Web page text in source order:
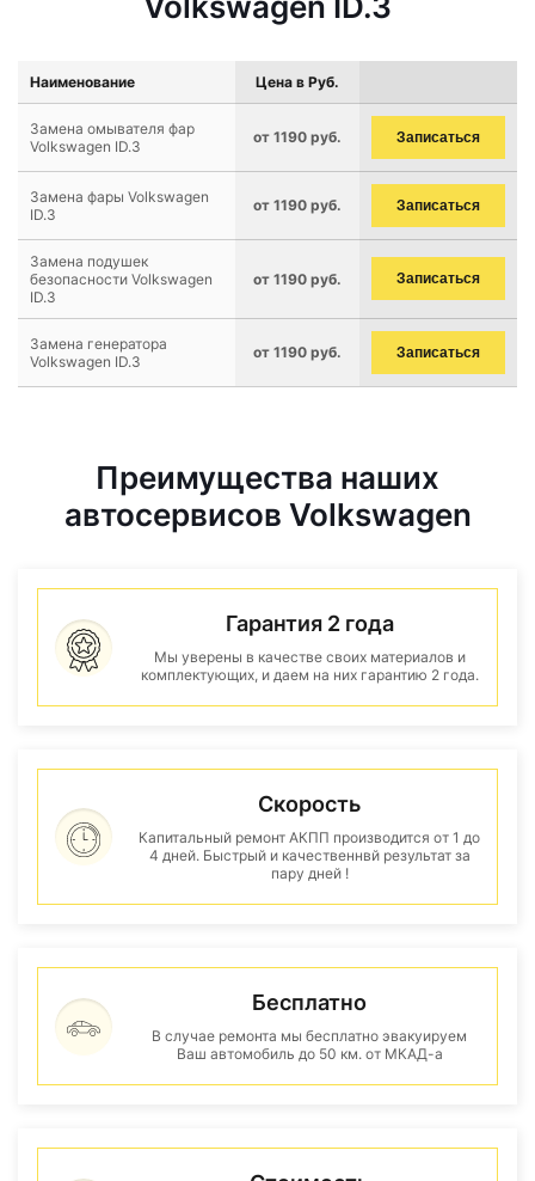
Наименование Цена в Руб.
Замена омывателя фар
Volkswagen ID.3
от 1190 руб. Записаться
Замена фары Volkswagen
ID.3
от 1190 руб. Записаться
Замена подушек
безопасности Volkswagen
ID.3
от 1190 руб. Записаться
Замена генератора
Volkswagen ID.3
от 1190 руб. Записаться
Преимущества наших
автосервисов Volkswagen
Гарантия 2 года
Мы уверены в качестве своих материалов и
комплектующих, и даем на них гарантию 2 года.
Скорость
Капитальный ремонт АКПП производится от 1 до
4 дней. Быстрый и качественнвй результат за
пару дней !
Бесплатно
В случае ремонта мы бесплатно эвакуируем
Ваш автомобиль до 50 км. от МКАД-а